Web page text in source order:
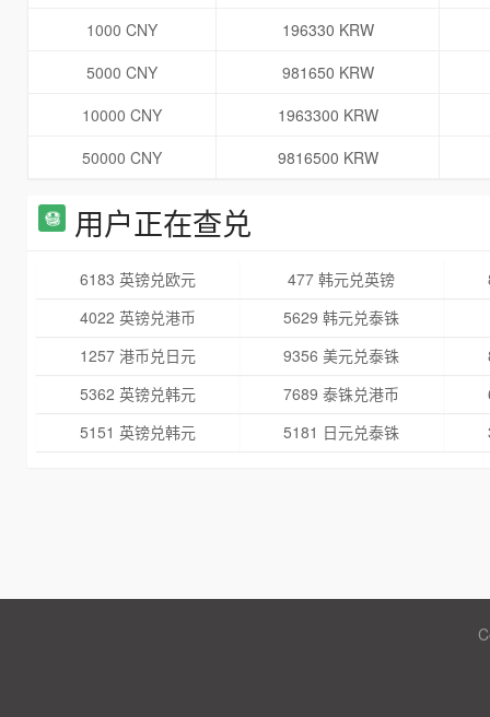
1000 CNY
196330 KRW
5000 CNY
981650 KRW
10000 CNY
1963300 KRW
50000 CNY
9816500 KRW
用户正在查兑
6183 英镑兑欧元 477 韩元兑英镑
4022 英镑兑港币
5629 韩元兑泰铢
1257 港币兑日元
9356 美元兑泰铢
5362 英镑兑韩元
7689 泰铢兑港币
5151 英镑兑韩元
5181 日元兑泰铢